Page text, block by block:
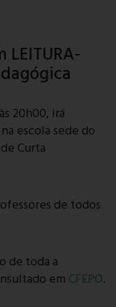
LEITURA-
20h00, irá
escola sede do
Curta
de todos
de toda a
em CFEPO.